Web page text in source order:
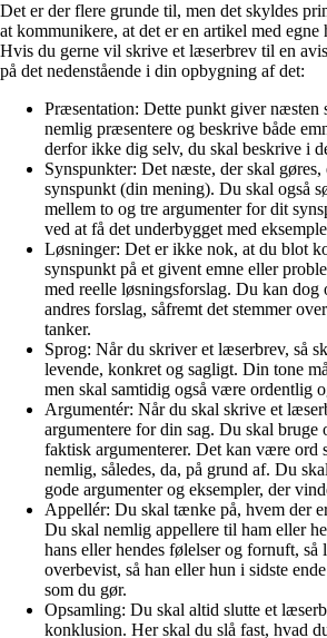
Det er der flere grunde til, men det skyldes
at kommunikere, at det er en artikel med
Hvis du gerne vil skrive et læserbrev til en
på det nedenstående i din opbygning af det:
Præsentation: Dette punkt giver næsten
nemlig præsentere og beskrive både
derfor ikke dig selv, du skal beskrive i
Synspunkter: Det næste, der skal
synspunkt (din mening). Du skal også
mellem to og tre argumenter for dit
ved at få det underbygget med
Løsninger: Det er ikke nok, at du blot
synspunkt på et givent emne eller
med reelle løsningsforslag. Du kan
andres forslag, såfremt det stemmer
tanker.
Sprog: Når du skriver et læserbrev, så
levende, konkret og sagligt. Din tone
men skal samtidig også være ordentlig
Argumentér: Når du skal skrive et
argumentere for din sag. Du skal bruge
faktisk argumenterer. Det kan være ord
nemlig, således, da, på grund af. Du
gode argumenter og eksempler, der
Appellér: Du skal tænke på, hvem der
Du skal nemlig appellere til ham eller
hans eller hendes følelser og fornuft, så
overbevist, så han eller hun i sidste
som du gør.
Opsamling: Du skal altid slutte et
konklusion. Her skal du slå fast, hvad